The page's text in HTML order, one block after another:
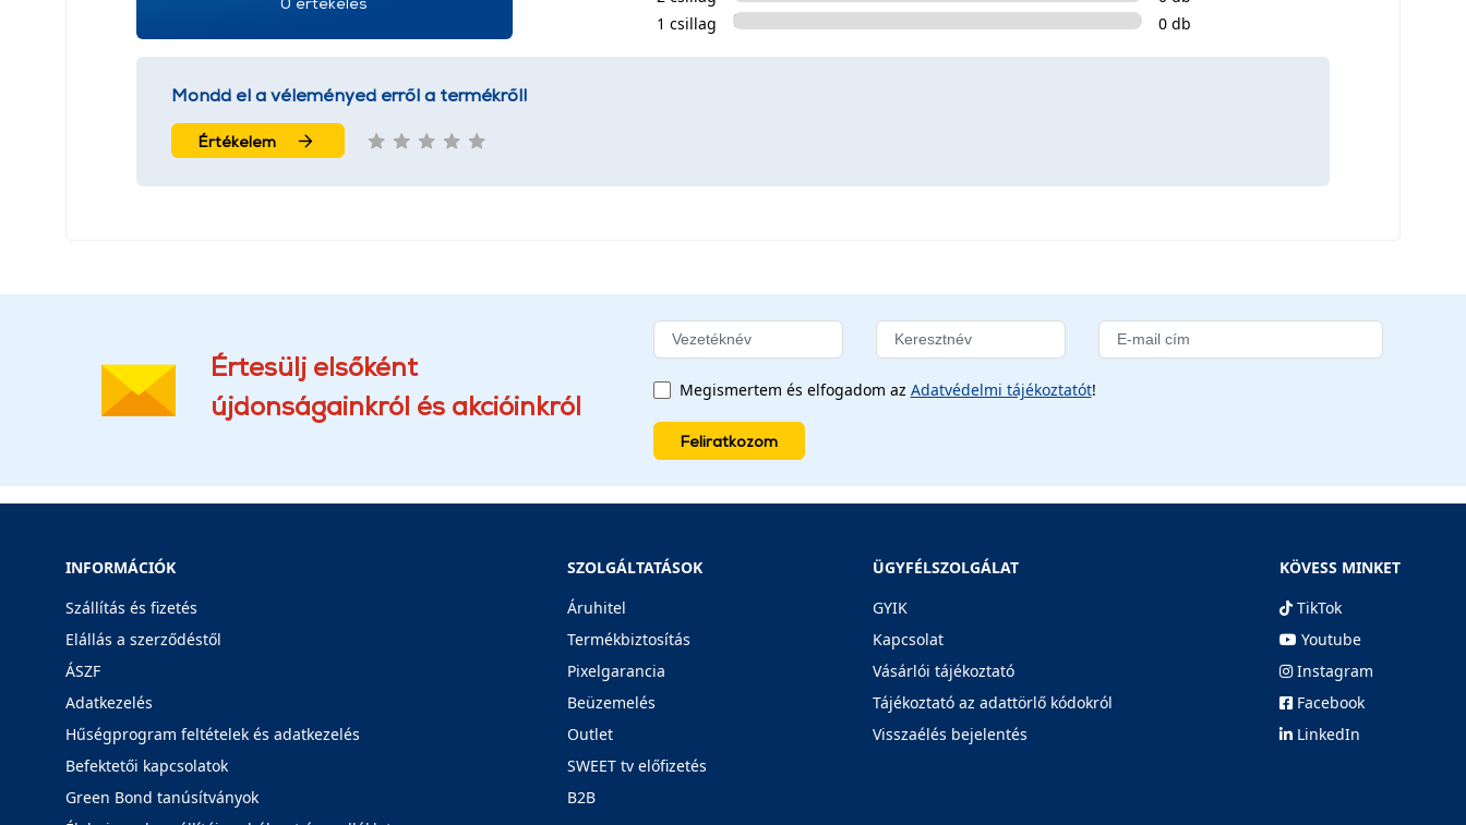
1 csillag
0 db
Mondd el a véleményed erről a termékről!
Értékelem
Értesülj elsőként
újdonságainkról és akcióinkról
Megismertem és elfogadom az Adatvédelmi tájékoztatót!
Feliratkozom
INFORMÁCIÓK
Szállítás és fizetés
Elállás a szerződéstől
ÁSZF
Adatkezelés
Hűségprogram feltételek és adatkezelés
Befektetői kapcsolatok
Green Bond tanúsítványok
SZOLGÁLTATÁSOK
Áruhitel
Termékbiztosítás
Pixelgarancia
Beüzemelés
Outlet
SWEET tv előfizetés
B2B
ÜGYFÉLSZOLGÁLAT
GYIK
Kapcsolat
Vásárlói tájékoztató
Tájékoztató az adattörlő kódokról
Visszaélés bejelentés
KÖVESS MINKET
TikTok
Youtube
Instagram
Facebook
LinkedIn